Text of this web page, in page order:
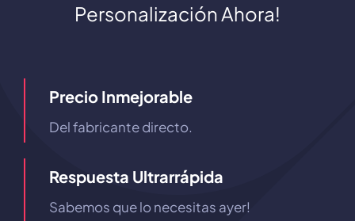
Personalización Ahora!
Precio Inmejorable
Del fabricante directo.
Respuesta Ultrarrápida
Sabemos que lo necesitas ayer!